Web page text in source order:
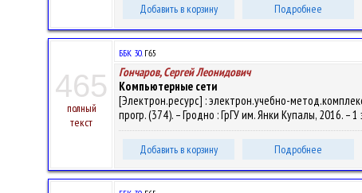
Добавить в корзину Подробнее
465
полный
текст
ББК 30.Г65
Гончаров, Сергей Леонидович
Компьютерные сети
[Электрон.ресурс] : электрон.учебно-
прогр. (374). – Гродно : ГрГУ им. Янки Купалы, 2016.
Добавить в корзину Подробнее